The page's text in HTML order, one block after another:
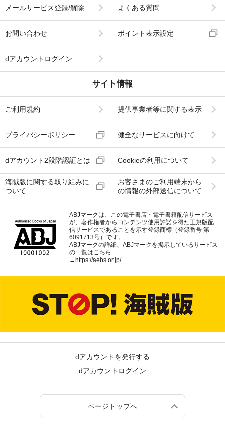
メールサービス登録/解除 よくある質問
お問い合わせ ポイント表示設定
dアカウントログイン
サイト情報
ご利用規約 提供事業者等に関する表示
プライバシーポリシー 健全なサービスに向けて
dアカウント2段階認証とは Cookieの利用について
海賊版に関する取り組みに
ついて
お客さまのご利用端末から
の情報の外部送信について
ABJマークは、この電子書店・電子書籍配信サービス
が、著作権者からコンテンツ使用許諾を得た正規版配
信サービスであることを示す登録商標（登録番号 第
6091713号）です。
ABJマークの詳細、ABJマークを掲示しているサービス
の一覧はこちら
→ https://aebs.or.jp/
dアカウントを発行する
dアカウントログイン
ページトップへ